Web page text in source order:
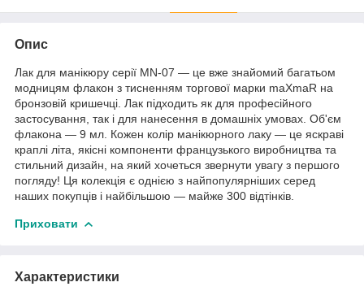
Опис
Лак для манікюру серії MN-07 — це вже знайомий багатьом
модницям флакон з тисненням торгової марки maXmaR на
бронзовій кришечці. Лак підходить як для професійного
застосування, так і для нанесення в домашніх умовах. Об'єм
флакона — 9 мл. Кожен колір манікюрного лаку — це яскраві
краплі літа, якісні компоненти французького виробництва та
стильний дизайн, на який хочеться звернути увагу з першого
погляду! Ця колекція є однією з найпопулярніших серед
наших покупців і найбільшою — майже 300 відтінків.
Приховати
Характеристики